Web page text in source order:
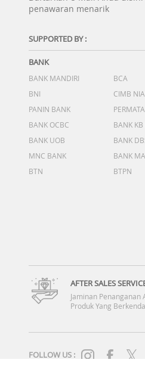
penawaran menarik
SUPPORTED BY :
BANK
BANK MANDIRI BCA
BNI
CIMB
PANIN BANK
BANK OCBC
BANK
BANK UOB
BANK
MNC BANK
BANK
BTN
BTPN
AFTER SALES
Jaminan Penanganan
Produk Yang
FOLLOW US :